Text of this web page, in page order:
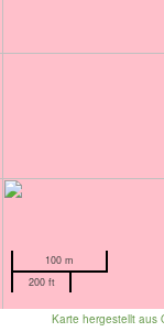
100 m
200 ft
Karte hergestellt aus